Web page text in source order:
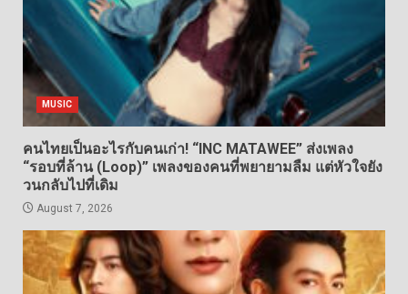
MUSIC
คนไทยเป็นอะไรกับคนเก่า! “INC MATAWEE” ส่งเพลง
“รอบที่ล้าน (Loop)” เพลงของคนที่พยายามลืม แต่หัวใจยัง
วนกลับไปที่เดิม
August 7, 2026